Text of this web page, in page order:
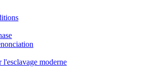
l'esclavage moderne